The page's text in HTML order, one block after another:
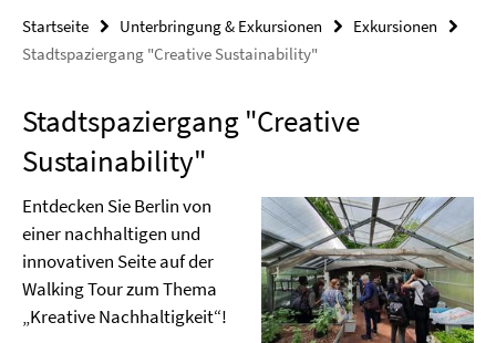
Startseite Unterbringung & Exkursionen
Exkursionen
Stadtspaziergang "Creative Sustainability"
Stadtspaziergang "Creative
Sustainability"
Entdecken Sie Berlin von
einer nachhaltigen und
innovativen Seite auf der
Walking Tour zum Thema
„Kreative Nachhaltigkeit“!